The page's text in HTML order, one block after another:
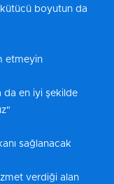
boyutun da
etmeyin
da en iyi şekilde
sağlanacak
verdiği alan